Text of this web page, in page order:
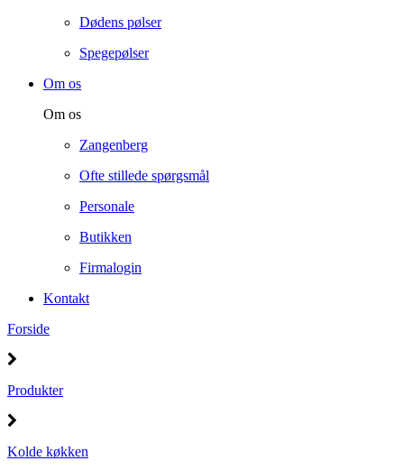
Dødens pølser
Spegepølser
Om os
Om os
Zangenberg
Ofte stillede spørgsmål
Personale
Butikken
Firmalogin
Kontakt
Forside
Produkter
Kolde køkken